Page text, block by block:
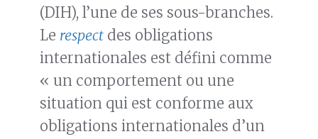
(DIH), l’une de ses sous-branches.
Le respect des obligations
internationales est défini comme
« un comportement ou une
situation qui est conforme aux
obligations internationales d’un